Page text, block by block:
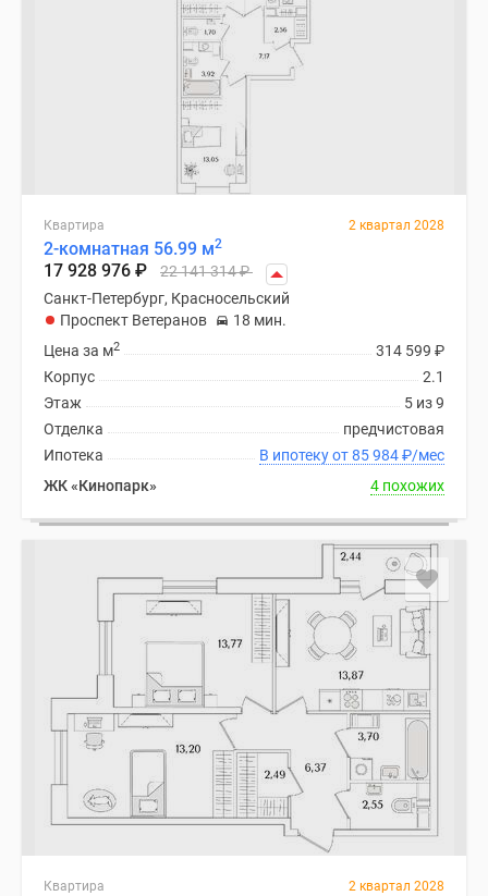
Квартира 2 квартал 2028
2-комнатная 56.99 м2
17 928 976 ₽ 22 141 314₽
Санкт-Петербург, Красносельский
Проспект Ветеранов
18 мин.
314 599 ₽
Цена за м2
2.1
Корпус
5 из 9
Этаж
предчистовая
Отделка
В ипотеку от 85 984₽/мес
Ипотека
ЖК «Кинопарк»
4 похожих
Квартира 2 квартал 2028